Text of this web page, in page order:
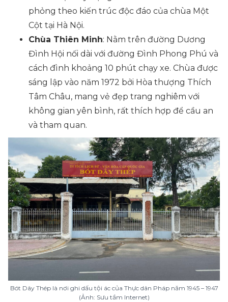
phỏng theo kiến trúc độc đáo của chùa Một
Cột tại Hà Nội.
Chùa Thiên Minh: Nằm trên đường Dương
Đình Hội nối dài với đường Đình Phong Phú và
cách đình khoảng 10 phút chạy xe. Chùa được
sáng lập vào năm 1972 bởi Hòa thượng Thích
Tâm Châu, mang vẻ đẹp trang nghiêm với
không gian yên bình, rất thích hợp để cầu an
và tham quan.
Bót Dây Thép là nơi ghi dấu tội ác của Thực dân Pháp năm 1945 – 1947
(Ảnh: Sưu tầm Internet)